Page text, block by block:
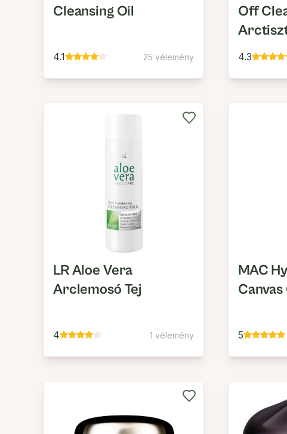
Cleansing Oil
4.1 25 vélemény
Off
4.3
LR Aloe Vera
Arclemosó Tej
4 1 vélemény
MAC
5